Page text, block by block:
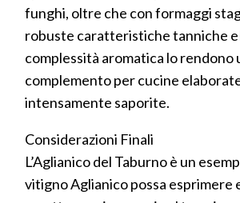
funghi, oltre che con formaggi
robuste caratteristiche tanniche e
complessità aromatica lo rendono
complemento per cucine
intensamente saporite.
Considerazioni Finali
L’Aglianico del Taburno è un
vitigno Aglianico possa esprimere